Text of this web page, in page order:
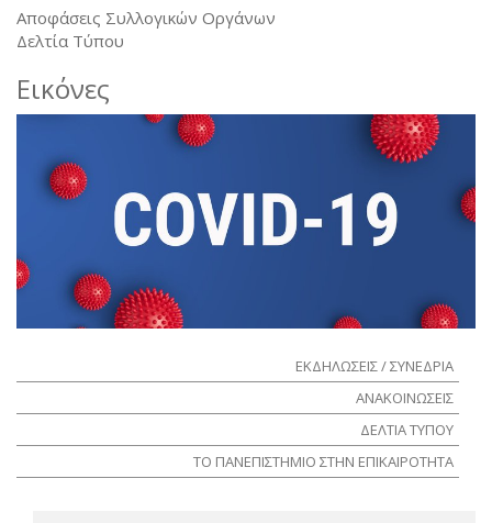
Αποφάσεις Συλλογικών Οργάνων
Δελτία Τύπου
Εικόνες
ΕΚΔΗΛΩΣΕΙΣ / ΣΥΝΕΔΡΙΑ
ΑΝΑΚΟΙΝΩΣΕΙΣ
ΔΕΛΤΙΑ ΤΥΠΟΥ
ΤΟ ΠΑΝΕΠΙΣΤΗΜΙΟ ΣΤΗΝ ΕΠΙΚΑΙΡΟΤΗΤΑ